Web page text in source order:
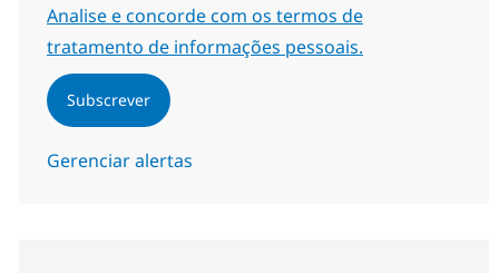
Required
Analise e concorde com os termos de
tratamento de informações pessoais.
Subscrever
Gerenciar alertas